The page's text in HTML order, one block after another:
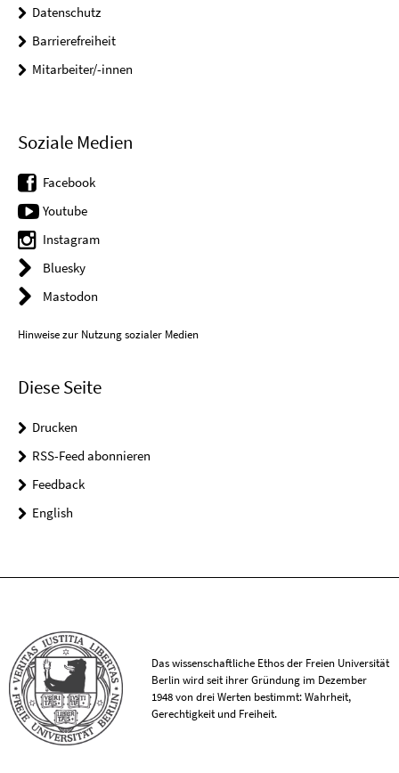
Datenschutz
Barrierefreiheit
Mitarbeiter/-innen
Soziale Medien
Facebook
Youtube
Instagram
Bluesky
Mastodon
Hinweise zur Nutzung sozialer Medien
Diese Seite
Drucken
RSS-Feed abonnieren
Feedback
English
Das wissenschaftliche Ethos der Freien Universität
Berlin wird seit ihrer Gründung im Dezember
1948 von drei Werten bestimmt: Wahrheit,
Gerechtigkeit und Freiheit.